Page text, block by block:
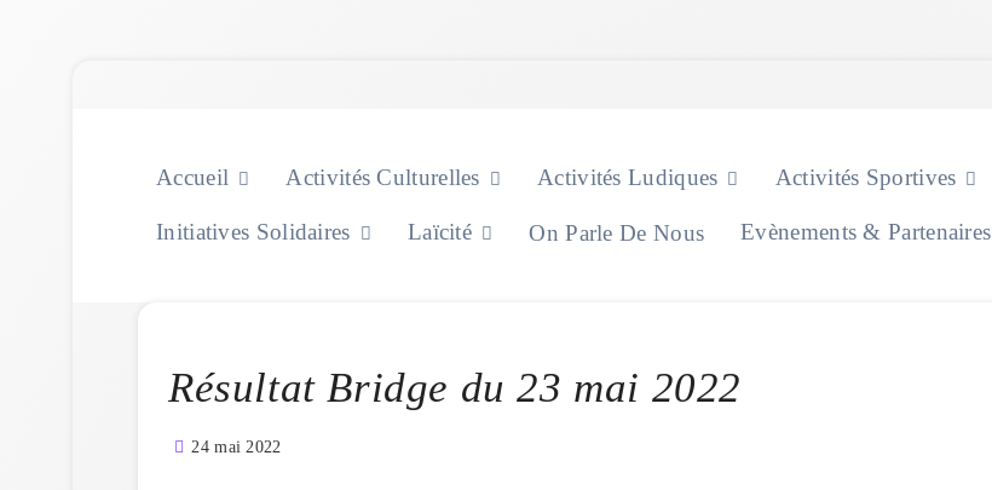
Accueil Activités Culturelles Activités Ludiques Activités Sportives
Initiatives Solidaires Laïcité On Parle De Nous Evènements & Partenaires
Résultat Bridge du 23 mai 2022
24 mai 2022